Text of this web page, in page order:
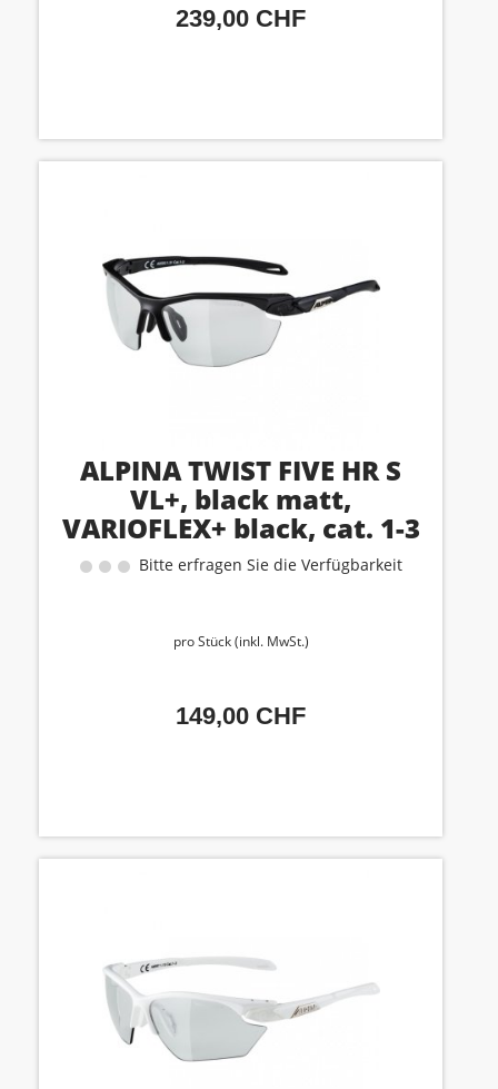
239,00 CHF
ALPINA TWIST FIVE HR S
VL+, black matt,
VARIOFLEX+ black, cat. 1-3
Bitte erfragen Sie die Verfügbarkeit
pro Stück (inkl. MwSt.)
149,00 CHF